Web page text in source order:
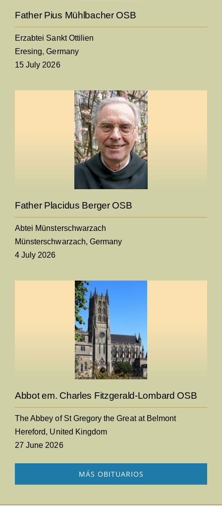
Father Pius Mühlbacher OSB
Erzabtei Sankt Ottilien
Eresing, Germany
15 July 2026
Father Placidus Berger OSB
Abtei Münsterschwarzach
Münsterschwarzach, Germany
4 July 2026
Abbot em. Charles Fitzgerald-Lombard OSB
The Abbey of St Gregory the Great at Belmont
Hereford, United Kingdom
27 June 2026
MÁS OBITUARIOS